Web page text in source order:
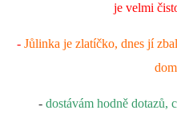
je velmi
- Jůlinka je zlatíčko, dnes jí
- dostávám hodně dotazů,